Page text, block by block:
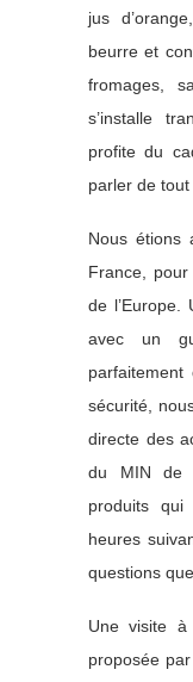
jus
beurre et
fromages,
s’installe
profite du
parler de tout
Nous
France,
de l’Europe.
avec un
sécurité,
directe des
du MIN de
produits qui
heures
questions
Une visite à
proposée